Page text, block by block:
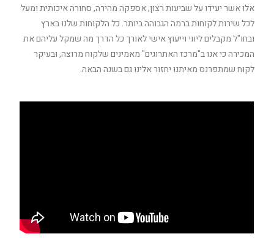
אלו אשר יעידו על שביעות רצון, אספקה מהירה, סחורה איכותית ומעל
לכל שירות לקוחות ברמה הגבוהה ביותר. כל הלקוחות שלנו בארץ
ובחו"ל מקבלים ליווי וייעוץ אישי לאורך כל הדרך מה שמקל עליהם את
המכירה כי אנו ב"מרכז האתרוגים" מאמינים שלקוח מרוצה, ובעיקר
לקוח שמתפרנס מאיתנו יחזור אלינו גם בשנה הבאה.